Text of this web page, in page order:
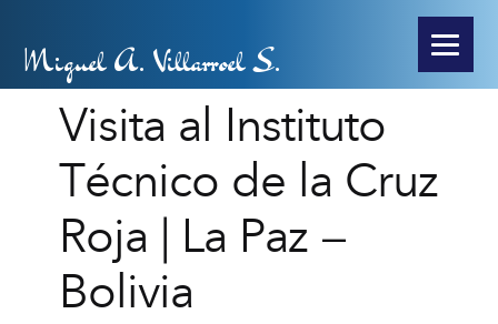
Miguel A. Villarroel S.
Visita al Instituto
Técnico de la Cruz
Roja | La Paz –
Bolivia